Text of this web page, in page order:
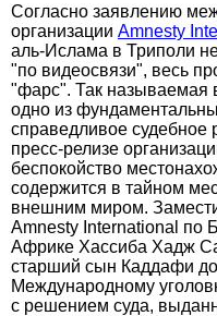
Согласно заявлению
организации Amnesty
аль-Ислама в Триполи не
"по видеосвязи", весь
"фарс". Так называемая
одно из
справедливое судебное
пресс-релизе
беспокойство
содержится в тайном
внешним миром.
Amnesty International по
Африке Хассиба Хадж
старший сын Каддафи
Международному
с решением суда,